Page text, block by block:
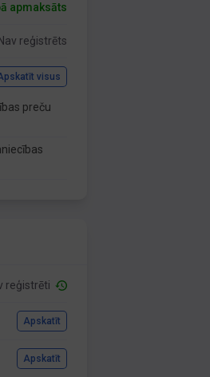
apmaksāts
Nav reģistrēts
visus
preču
reģistrēti
Apskatīt
Apskatīt